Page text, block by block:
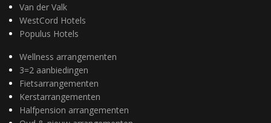
Van der Valk
WestCord Hotels
Populus Hotels
Wellness arrangementen
3=2 aanbiedingen
Fietsarrangementen
Kerstarrangementen
Halfpension arrangementen